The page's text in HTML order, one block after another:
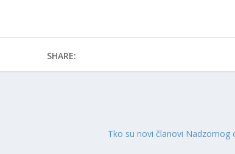
SHARE:
Tko su novi članovi Nadzornog